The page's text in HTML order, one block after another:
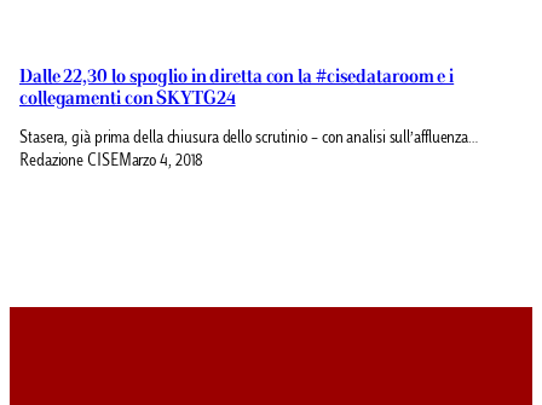
Dalle 22,30 lo spoglio in diretta con la #cisedataroom e i
collegamenti con SKYTG24
Stasera, già prima della chiusura dello scrutinio – con analisi sull’affluenza…
Redazione CISEMarzo 4, 2018